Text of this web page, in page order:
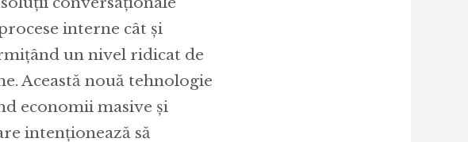
interne cât și
un nivel ridicat de
Această nouă tehnologie
economii masive și
intenționează să